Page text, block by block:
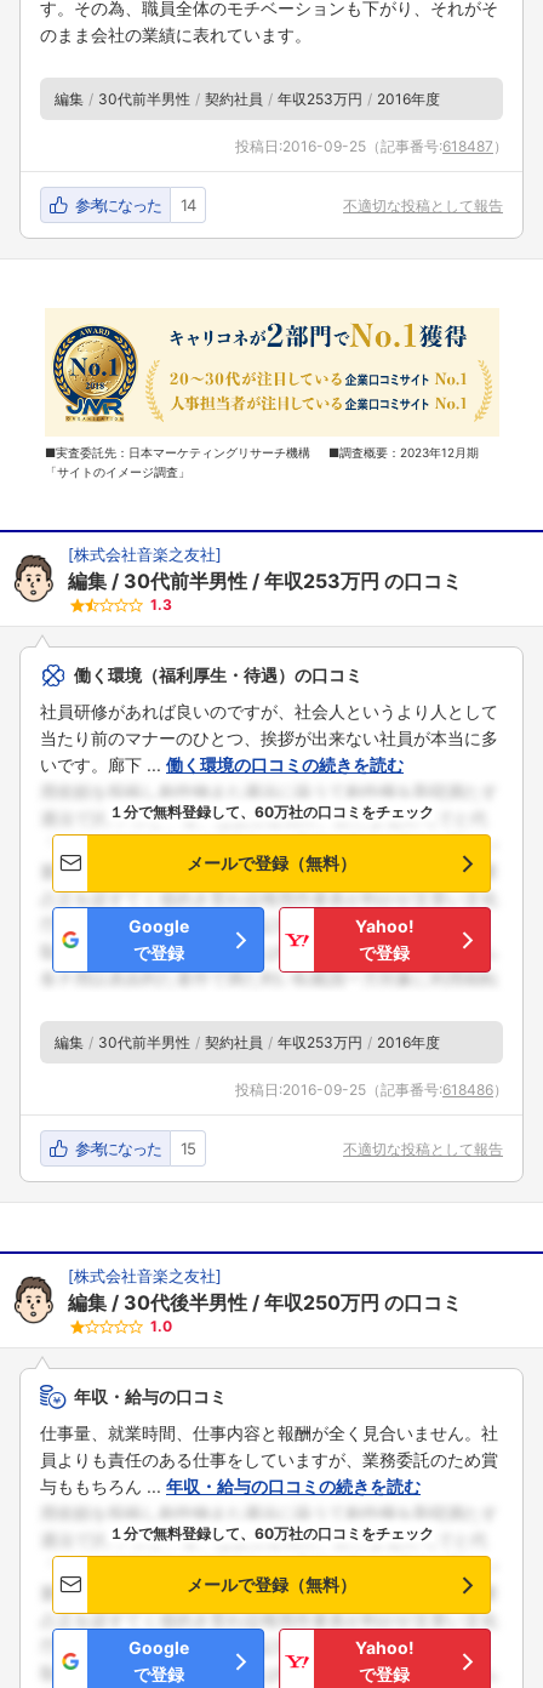
す。その為、職員全体のモチベーションも下がり、それがそ
のまま会社の業績に表れています。
編集 30代前半男性 契約社員 年収253万円 2016年度
投稿日:2016-09-25 （記事番号:618487 ）
参考になった 14 不適切な投稿として報告
■実査委託先：日本マーケティングリサーチ機構 ■調査概要：2023年12月期
「サイトのイメージ調査」
[株式会社音楽之友社]
編集 30代前半男性 年収253万円 の口コミ
1.3
働く環境（福利厚生・待遇）の口コミ
社員研修があれば良いのですが、社会人というより人として
当たり前のマナーのひとつ、挨拶が出来ない社員が本当に多
いです。廊下 ... 働く環境の口コミの続きを読む
１分で無料登録して、60万社の口コミをチェック
メールで登録（無料）
Google
で登録
Yahoo!
で登録
編集 30代前半男性 契約社員 年収253万円 2016年度
投稿日:2016-09-25 （記事番号:618486）
参考になった 15 不適切な投稿として報告
[株式会社音楽之友社]
編集 30代後半男性 年収250万円 の口コミ
1.0
年収・給与の口コミ
仕事量、就業時間、仕事内容と報酬が全く見合いません。社
員よりも責任のある仕事をしていますが、業務委託のため賞
与ももちろん ... 年収・給与の口コミの続きを読む
１分で無料登録して、60万社の口コミをチェック
メールで登録（無料）
Google
で登録
Yahoo!
で登録